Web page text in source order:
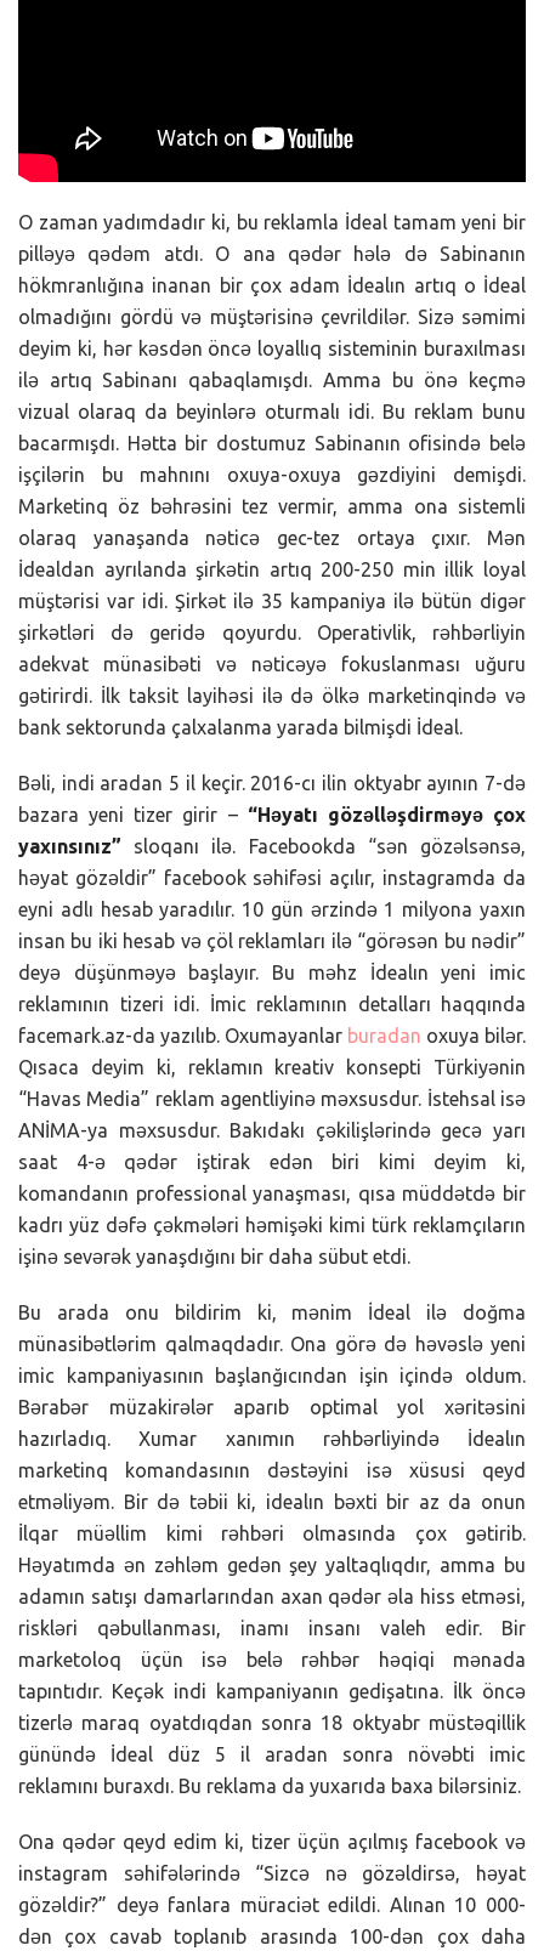
O zaman yadımdadır ki, bu reklamla İdeal tamam yeni bir
pilləyə qədəm atdı. O ana qədər hələ də Sabinanın
hökmranlığına inanan bir çox adam İdealın artıq o İdeal
olmadığını gördü və müştərisinə çevrildilər. Sizə səmimi
deyim ki, hər kəsdən öncə loyallıq sisteminin buraxılması
ilə artıq Sabinanı qabaqlamışdı. Amma bu önə keçmə
vizual olaraq da beyinlərə oturmalı idi. Bu reklam bunu
bacarmışdı. Hətta bir dostumuz Sabinanın ofisində belə
işçilərin bu mahnını oxuya-oxuya gəzdiyini demişdi.
Marketinq öz bəhrəsini tez vermir, amma ona sistemli
olaraq yanaşanda nəticə gec-tez ortaya çıxır. Mən
İdealdan ayrılanda şirkətin artıq 200-250 min illik loyal
müştərisi var idi. Şirkət ilə 35 kampaniya ilə bütün digər
şirkətləri də geridə qoyurdu. Operativlik, rəhbərliyin
adekvat münasibəti və nəticəyə fokuslanması uğuru
gətirirdi. İlk taksit layihəsi ilə də ölkə marketinqində və
bank sektorunda çalxalanma yarada bilmişdi İdeal.
Bəli, indi aradan 5 il keçir. 2016-cı ilin oktyabr ayının 7-də
bazara yeni tizer girir – “Həyatı gözəlləşdirməyə çox
yaxınsınız” sloqanı ilə. Facebookda “sən gözəlsənsə,
həyat gözəldir” facebook səhifəsi açılır, instagramda da
eyni adlı hesab yaradılır. 10 gün ərzində 1 milyona yaxın
insan bu iki hesab və çöl reklamları ilə “görəsən bu nədir”
deyə düşünməyə başlayır. Bu məhz İdealın yeni imic
reklamının tizeri idi. İmic reklamının detalları haqqında
facemark.az-da yazılıb. Oxumayanlar buradan oxuya bilər.
Qısaca deyim ki, reklamın kreativ konsepti Türkiyənin
“Havas Media” reklam agentliyinə məxsusdur. İstehsal isə
ANİMA-ya məxsusdur. Bakıdakı çəkilişlərində gecə yarı
saat 4-ə qədər iştirak edən biri kimi deyim ki,
komandanın professional yanaşması, qısa müddətdə bir
kadrı yüz dəfə çəkmələri həmişəki kimi türk reklamçıların
işinə sevərək yanaşdığını bir daha sübut etdi.
Bu arada onu bildirim ki, mənim İdeal ilə doğma
münasibətlərim qalmaqdadır. Ona görə də həvəslə yeni
imic kampaniyasının başlanğıcından işin içində oldum.
Bərabər müzakirələr aparıb optimal yol xəritəsini
hazırladıq. Xumar xanımın rəhbərliyində İdealın
marketinq komandasının dəstəyini isə xüsusi qeyd
etməliyəm. Bir də təbii ki, idealın bəxti bir az da onun
İlqar müəllim kimi rəhbəri olmasında çox gətirib.
Həyatımda ən zəhləm gedən şey yaltaqlıqdır, amma bu
adamın satışı damarlarından axan qədər əla hiss etməsi,
riskləri qəbullanması, inamı insanı valeh edir. Bir
marketoloq üçün isə belə rəhbər həqiqi mənada
tapıntıdır. Keçək indi kampaniyanın gedişatına. İlk öncə
tizerlə maraq oyatdıqdan sonra 18 oktyabr müstəqillik
günündə İdeal düz 5 il aradan sonra növəbti imic
reklamını buraxdı. Bu reklama da yuxarıda baxa bilərsiniz.
Ona qədər qeyd edim ki, tizer üçün açılmış facebook və
instagram səhifələrində “Sizcə nə gözəldirsə, həyat
gözəldir?” deyə fanlara müraciət edildi. Alınan 10 000-
dən çox cavab toplanıb arasında 100-dən çox daha